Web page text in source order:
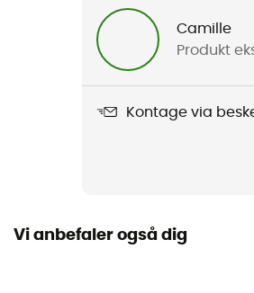
Camille
Produkt
Kontage via
Vi anbefaler også dig